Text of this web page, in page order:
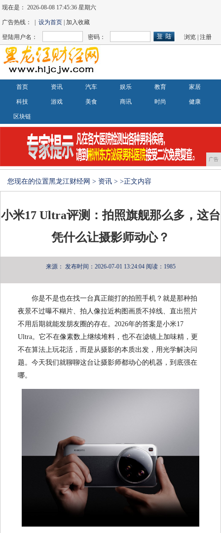
现在是：2026-08-08 17:45:36 星期六
广告热线： |设为首页 | 加入收藏
登陆用户名： 密码： 浏览 |注册
首页 资讯 汽车 娱乐 教育 家居
科技 游戏 美食 商讯 时尚 健康
区块链
广告
您现在的位置黑龙江财经网 > 资讯 > >正文内容
小米17 Ultra评测：拍照旗舰那么多，这台
凭什么让摄影师动心？
来源： 发布时间：2026-07-01 13:24:04 阅读：1985
你是不是也在找一台真正能打的拍照手机？就是那种拍
夜景不过曝不糊片、拍人像拉近构图画质不掉线、直出照片
不用后期就能发朋友圈的存在。2026年的答案是小米17
Ultra。它不在像素数上继续堆料，也不在滤镜上加味精，更
不在算法上玩花活，而是从摄影的本质出发，用光学解决问
题。今天我们就聊聊这台让摄影师都动心的机器，到底强在
哪。